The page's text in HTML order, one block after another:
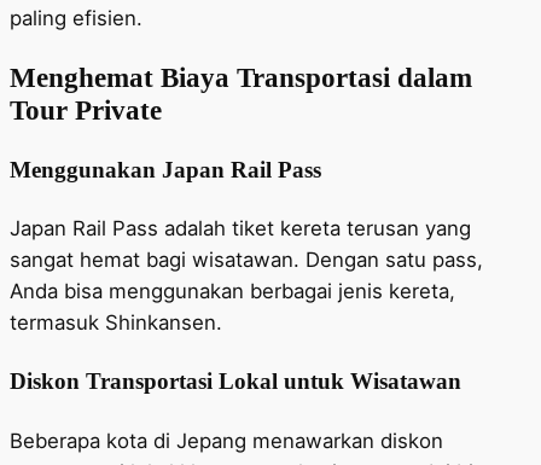
paling efisien.
Menghemat Biaya Transportasi dalam
Tour Private
Menggunakan Japan Rail Pass
Japan Rail Pass adalah tiket kereta terusan yang
sangat hemat bagi wisatawan. Dengan satu pass,
Anda bisa menggunakan berbagai jenis kereta,
termasuk Shinkansen.
Diskon Transportasi Lokal untuk Wisatawan
Beberapa kota di Jepang menawarkan diskon